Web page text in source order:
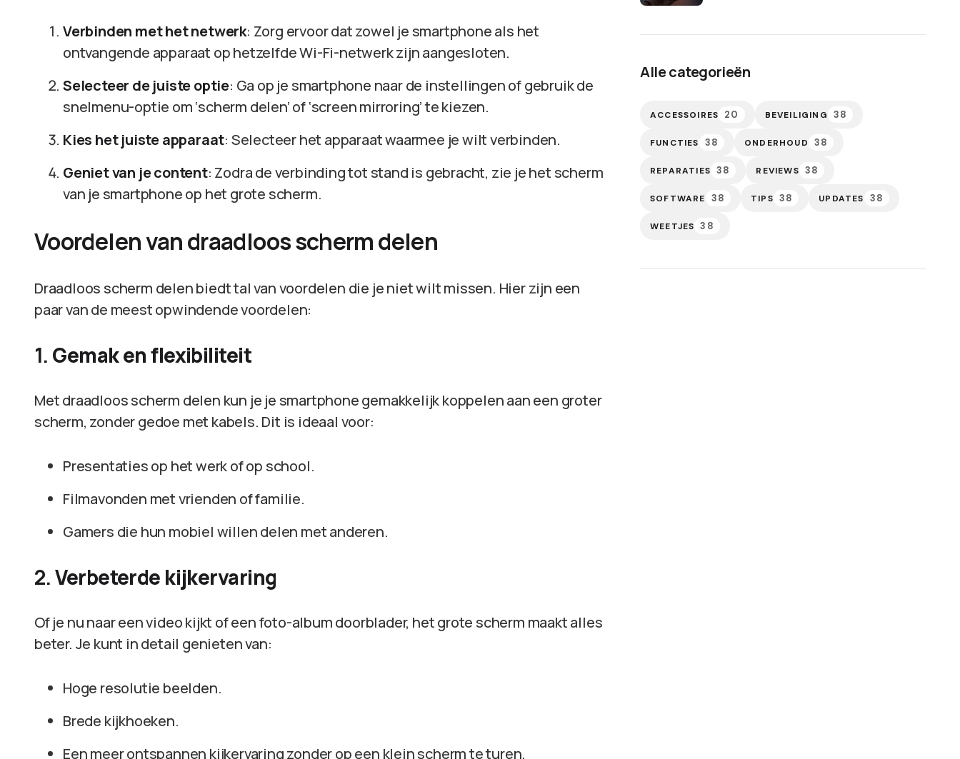
Verbinden met het netwerk: Zorg ervoor dat zowel je smartphone als het
ontvangende apparaat op hetzelfde Wi-Fi-netwerk zijn aangesloten.
Selecteer de juiste optie: Ga op je smartphone naar de instellingen of gebruik de
snelmenu-optie om ‘scherm delen’ of ‘screen mirroring’ te kiezen.
Kies het juiste apparaat: Selecteer het apparaat waarmee je wilt verbinden.
Geniet van je content: Zodra de verbinding tot stand is gebracht, zie je het scherm
van je smartphone op het grote scherm.
Voordelen van draadloos scherm delen
Draadloos scherm delen biedt tal van voordelen die je niet wilt missen. Hier zijn een
paar van de meest opwindende voordelen:
1. Gemak en flexibiliteit
Met draadloos scherm delen kun je je smartphone gemakkelijk koppelen aan een groter
scherm, zonder gedoe met kabels. Dit is ideaal voor:
Presentaties op het werk of op school.
Filmavonden met vrienden of familie.
Gamers die hun mobiel willen delen met anderen.
2.Verbeterde kijkervaring
Of je nu naar een video kijkt of een foto-album doorblader, het grote scherm maakt alles
beter. Je kunt in detail genieten van:
Hoge resolutie beelden.
Brede kijkhoeken.
Een meer ontspannen kijkervaring zonder op een klein scherm te turen.
Alle categorieën
ACCESSOIRES 20 BEVEILIGING 38
FUNCTIES 38 ONDERHOUD 38
REPARATIES 38 REVIEWS 38
SOFTWARE 38 TIPS 38 UPDATES 38
WEETJES 38